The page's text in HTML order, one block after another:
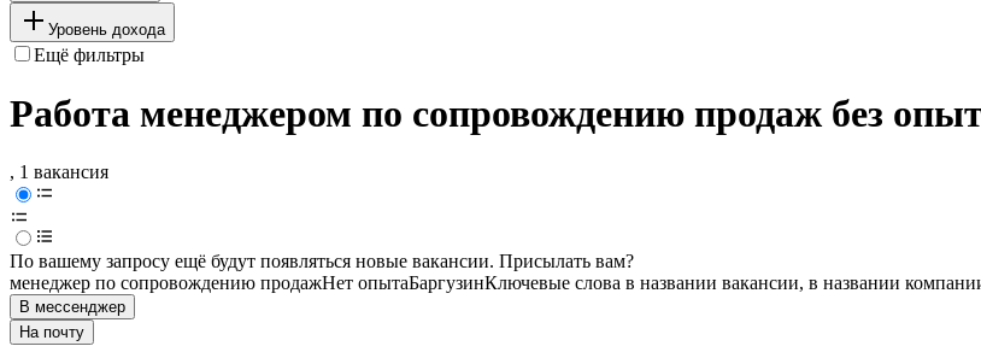
Уровень дохода
Ещё фильтры
Работа менеджером по сопровождению продаж без
, 1 вакансия
По вашему запросу ещё будут появляться новые вакансии. Присылать вам?
менеджер по сопровождению продажНет опытаБаргузинКлючевые слова в названии вакансии, в названии
В мессенджер
На почту